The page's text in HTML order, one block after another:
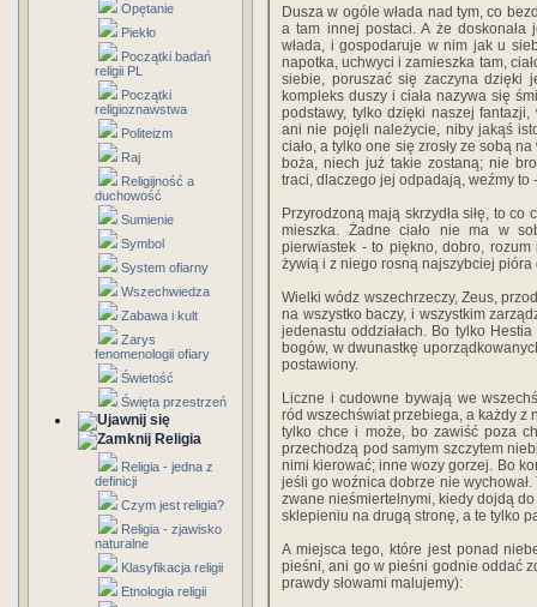
Opętanie
Piekło
Początki badań
religii PL
Początki
religioznawstwa
Politeizm
Raj
Religijność a
duchowość
Sumienie
Symbol
System ofiarny
Wszechwiedza
Zabawa i kult
Zarys
fenomenologii ofiary
Świetość
Święta przestrzeń
Religia
Religia - jedna z
definicji
Czym jest religia?
Religia - zjawisko
naturalne
Klasyfikacja religii
Etnologia religii
Dusza w ogóle włada nad tym, co
a tam innej postaci. A że
włada, i gospodaruje w nim jak u
napotka, uchwyci i zamieszka tam,
siebie, poruszać się zaczyna dzięki
kompleks duszy i ciała nazywa się
podstawy, tylko dzięki naszej
ani nie pojęli należycie, niby jakąś
ciało, a tylko one się zrosły ze sobą
boża, niech już takie zostaną; nie
traci, dlaczego jej odpadają, weźmy to
Przyrodzoną mają skrzydła siłę, to
mieszka. Żadne ciało nie ma w
pierwiastek - to piękno, dobro,
żywią i z niego rosną najszybciej pióra
Wielki wódz wszechrzeczy, Zeus,
na wszystko baczy, i wszystkim
jedenastu oddziałach. Bo tylko
bogów, w dwunastkę
postawiony.
Liczne i cudowne bywają we
ród wszechświat przebiega, a każdy z
tylko chce i może, bo zawiść poza
przechodzą pod samym szczytem
nimi kierować; inne wozy gorzej. Bo
jeśli go woźnica dobrze nie
zwane nieśmiertelnymi, kiedy dojdą
sklepieniu na drugą stronę, a te tylko
A miejsca tego, które jest ponad
pieśni, ani go w pieśni godnie oddać
prawdy słowami malujemy):